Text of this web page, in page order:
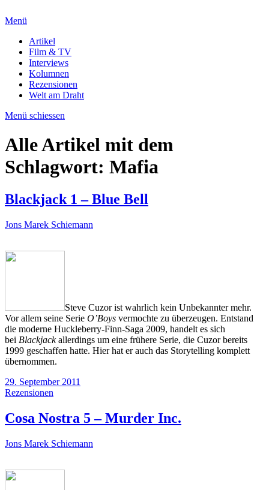
Menü
Artikel
Film & TV
Interviews
Kolumnen
Rezensionen
Welt am Draht
Menü schiessen
Alle Artikel mit dem
Schlagwort: Mafia
Blackjack 1 – Blue Bell
Jons Marek Schiemann
Steve Cuzor ist wahrlich kein Unbekannter mehr.
Vor allem seine Serie O’Boys vermochte zu überzeugen. Entstand
die moderne Huckleberry-Finn-Saga 2009, handelt es sich
bei Blackjackallerdings um eine frühere Serie, die Cuzor bereits
1999 geschaffen hatte. Hier hat er auch das Storytelling komplett
übernommen.
29. September 2011
Rezensionen
Cosa Nostra 5 – Murder Inc.
Jons Marek Schiemann